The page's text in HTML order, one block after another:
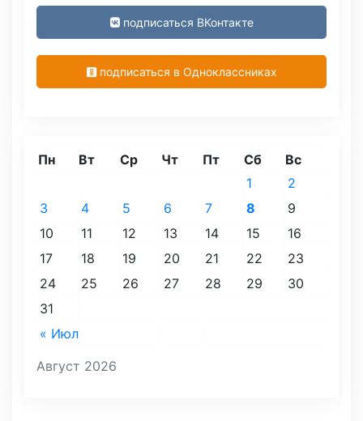
подписаться ВКонтакте
подписаться в Одноклассниках
Август 2026
Пн Вт Ср Чт Пт Сб Вс
« Июл
1
2
3
4 5 6 7 8
9
10
11 12 13 14 15
16
17
18 19 20 21 22
23
24
25 26 27 28 29
30
31